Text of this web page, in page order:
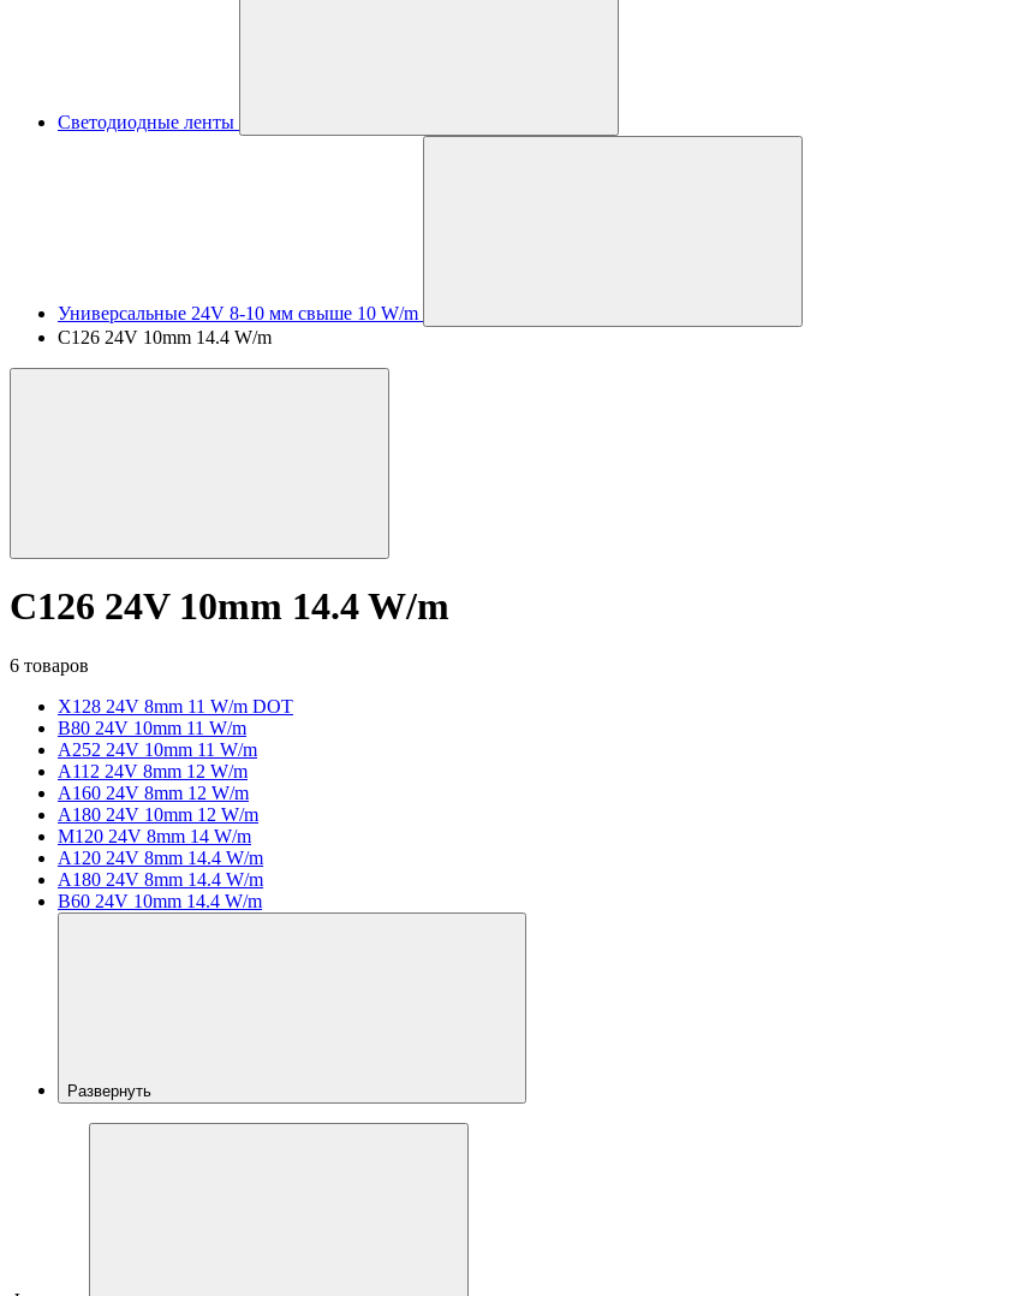
Светодиодные ленты
Универсальные 24V 8-10 мм свыше 10 W/m
C126 24V 10mm 14.4 W/m
C126 24V 10mm 14.4 W/m
6 товаров
X128 24V 8mm 11 W/m DOT
B80 24V 10mm 11 W/m
A252 24V 10mm 11 W/m
A112 24V 8mm 12 W/m
A160 24V 8mm 12 W/m
A180 24V 10mm 12 W/m
M120 24V 8mm 14 W/m
A120 24V 8mm 14.4 W/m
A180 24V 8mm 14.4 W/m
B60 24V 10mm 14.4 W/m
Развернуть